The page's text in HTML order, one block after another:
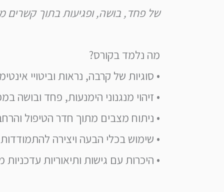
של פחד, בושה, ופגיעות בתוך קשרים
מה נלמד בקורס?
• סוגיות של קרבה, נראות וביטויי
• זיהוי מנגנוני הימנעות, פחד ובושה
• ניתוח מצבים מתוך חדר הטיפול
• שימוש בכלי הבעה ויצירה
• היכרות עם גישות ותיאוריות